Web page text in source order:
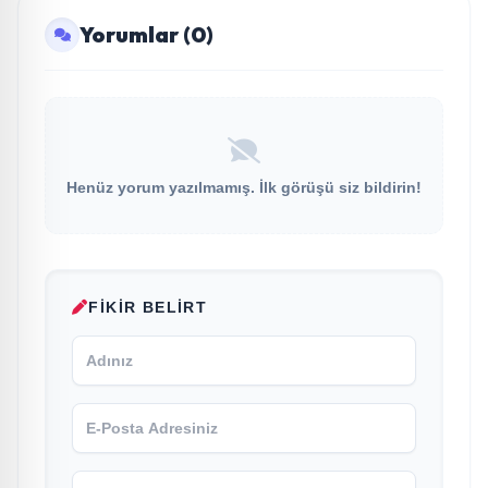
Yorumlar (0)
Henüz yorum yazılmamış. İlk görüşü siz bildirin!
FIKIR BELIRT